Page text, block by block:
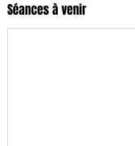
Séances à venir